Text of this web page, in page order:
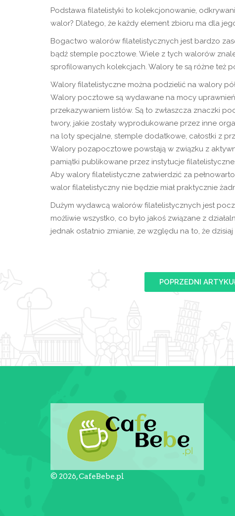
Podstawa filatelistyki to kolekcjonowanie,
walor? Dlatego, że każdy element zbioru ma dla
Bogactwo walorów filatelistycznych jest bardzo
bądź stemple pocztowe. Wiele z tych walorów
sprofilowanych kolekcjach. Walory te są różne też
Walory filatelistyczne można podzielić na walory
Walory pocztowe są wydawane na mocy
przekazywaniem listów. Są to zwłaszcza znaczki
twory, jakie zostały wyprodukowane przez inne
na loty specjalne, stemple dodatkowe, całostki z
Walory pozapocztowe powstają w związku z
pamiątki publikowane przez instytucje filatelistyczne.
Aby walory filatelistyczne zatwierdzić za
walor filatelistyczny nie będzie miał praktycznie
Dużym wydawcą walorów filatelistycznych jest
możliwie wszystko, co było jakoś związane z
jednak ostatnio zmianie, ze względu na to, że
POPRZEDNI
© 2026, CafeBebe.pl